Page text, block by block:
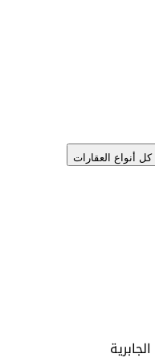
كل أنواع العقارات
الجابرية